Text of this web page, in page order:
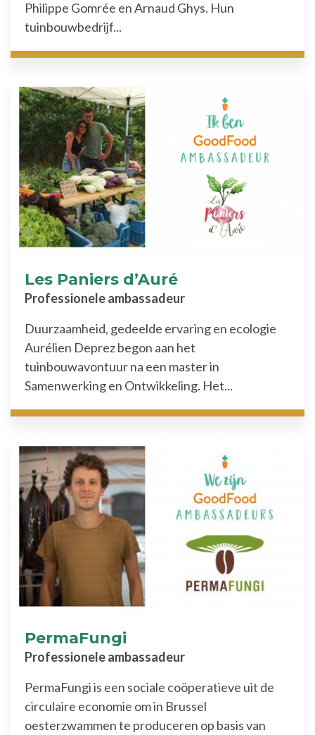
Philippe Gomrée en Arnaud Ghys. Hun
tuinbouwbedrijf...
Les Paniers d’Auré
Professionele ambassadeur
Duurzaamheid, gedeelde ervaring en ecologie
Aurélien Deprez begon aan het
tuinbouwavontuur na een master in
Samenwerking en Ontwikkeling. Het...
PermaFungi
Professionele ambassadeur
PermaFungi is een sociale coöperatieve uit de
circulaire economie om in Brussel
oesterzwammen te produceren op basis van